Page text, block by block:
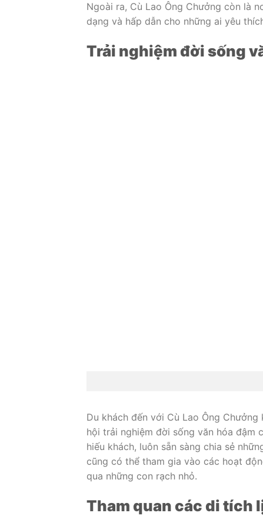
Ngoài ra, Cù Lao Ông Chưởng còn là
dạng và hấp dẫn cho những ai yêu
Trải nghiệm đời sống
Du khách đến với Cù Lao Ông
hội trải nghiệm đời sống văn hóa đậm
hiếu khách, luôn sẵn sàng chia sẻ
cũng có thể tham gia vào các hoạt
qua những con rạch nhỏ.
Tham quan các di tích